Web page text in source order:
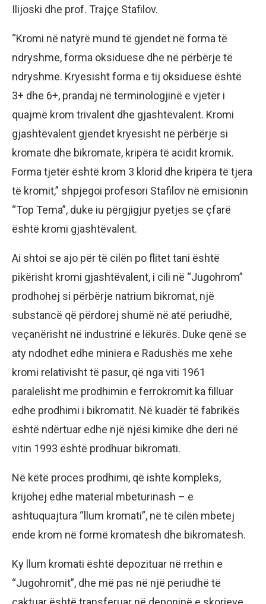
Ilijoski dhe prof. Trajçe Stafilov.
“Kromi në natyrë mund të gjendet në forma të
ndryshme, forma oksiduese dhe në përbërje të
ndryshme. Kryesisht forma e tij oksiduese është
3+ dhe 6+, prandaj në terminologjinë e vjetër i
quajmë krom trivalent dhe gjashtëvalent. Kromi
gjashtëvalent gjendet kryesisht në përbërje si
kromate dhe bikromate, kripëra të acidit kromik.
Forma tjetër është krom 3 klorid dhe kripëra të tjera
të kromit,” shpjegoi profesori Stafilov në emisionin
“Top Tema”, duke iu përgjigjur pyetjes se çfarë
është kromi gjashtëvalent.
Ai shtoi se ajo për të cilën po flitet tani është
pikërisht kromi gjashtëvalent, i cili në “Jugohrom”
prodhohej si përbërje natrium bikromat, një
substancë që përdorej shumë në atë periudhë,
veçanërisht në industrinë e lëkurës. Duke qenë se
aty ndodhet edhe miniera e Radushës me xehe
kromi relativisht të pasur, që nga viti 1961
paralelisht me prodhimin e ferrokromit ka filluar
edhe prodhimi i bikromatit. Në kuadër të fabrikës
është ndërtuar edhe një njësi kimike dhe deri në
vitin 1993 është prodhuar bikromati.
Në këtë proces prodhimi, që ishte kompleks,
krijohej edhe material mbeturinash – e
ashtuquajtura “llum kromati”, në të cilën mbetej
ende krom në formë kromatesh dhe bikromatesh.
Ky llum kromati është depozituar në rrethin e
“Jugohromit”, dhe më pas në një periudhë të